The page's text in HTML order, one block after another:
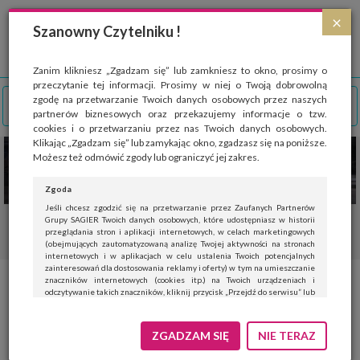
×
Szanowny Czytelniku !
Zanim klikniesz „Zgadzam się” lub zamkniesz to okno, prosimy o
przeczytanie tej informacji. Prosimy w niej o Twoją dobrowolną
zgodę na przetwarzanie Twoich danych osobowych przez naszych
partnerów biznesowych oraz przekazujemy informacje o tzw.
cookies i o przetwarzaniu przez nas Twoich danych osobowych.
Klikając „Zgadzam się” lub zamykając okno, zgadzasz się na poniższe.
Możesz też odmówić zgody lub ograniczyć jej zakres.
Zgoda
Jeśli chcesz zgodzić się na przetwarzanie przez Zaufanych Partnerów
Grupy SAGIER Twoich danych osobowych, które udostępniasz w historii
przeglądania stron i aplikacji internetowych, w celach marketingowych
(obejmujących zautomatyzowaną analizę Twojej aktywności na stronach
internetowych i w aplikacjach w celu ustalenia Twoich potencjalnych
zainteresowań dla dostosowania reklamy i oferty) w tym na umieszczanie
znaczników internetowych (cookies itp.) na Twoich urządzeniach i
odczytywanie takich znaczników, kliknij przycisk „Przejdź do serwisu” lub
Jeśli nie chcesz wyrazić zgody, kliknij „Nie teraz”.
Wyrażenie zgody jest dobrowolne. Możesz edytować zakres zgody, w tym
ZGADZAM SIĘ NIE TERAZ
Strona wykorzystuje pliki cookies, które służą głównie do celów statystycznych.
Wyrażając zgodę na używanie 'cookies', zezwalasz na zapisanie ich w pamięci
przeglądarki. Przejdź do
polityki cookies
Trendy w modzie na sezon
jesień-zima 2017/2018